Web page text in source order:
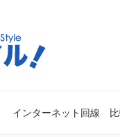
インターネット回線 比